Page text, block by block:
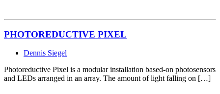
PHOTOREDUCTIVE PIXEL
Dennis Siegel
Photoreductive Pixel is a modular installation based-on photosensors
and LEDs arranged in an array. The amount of light falling on […]